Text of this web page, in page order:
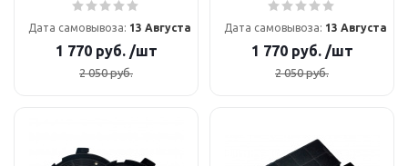
Дата самовывоза: 13 Августа
1 770руб. /шт
2 050руб.
Дата самовывоза: 13 Августа
1 770руб. /шт
2 050руб.